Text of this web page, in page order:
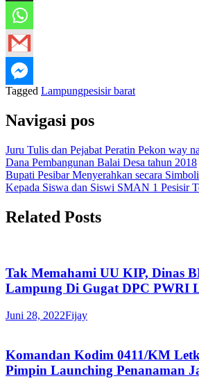
Tagged Lampungpesisir barat
Navigasi pos
Juru Tulis dan Pejabat Peratin Pekon way
Dana Pembangunan Balai Desa tahun 2018
Bupati Pesibar Menyerahkan secara
Kepada Siswa dan Siswi SMAN 1 Pesisir
Related Posts
Tak Memahami UU KIP, Dinas
Lampung Di Gugat DPC PWRI
Juni 28, 2022Fijay
Komandan Kodim 0411/KM
Pimpin Launching Penanaman